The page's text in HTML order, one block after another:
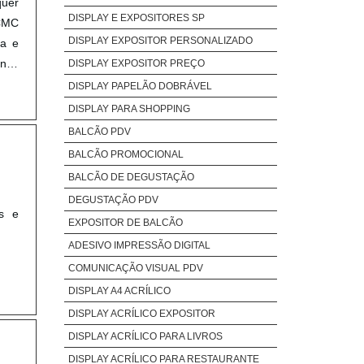
e
e
o
e
DISPLAY E EXPOSITORES SP
DISPLAY EXPOSITOR PERSONALIZADO
DISPLAY EXPOSITOR PREÇO
DISPLAY PAPELÃO DOBRÁVEL
DISPLAY PARA SHOPPING
BALCÃO PDV
BALCÃO PROMOCIONAL
BALCÃO DE DEGUSTAÇÃO
DEGUSTAÇÃO PDV
EXPOSITOR DE BALCÃO
ADESIVO IMPRESSÃO DIGITAL
COMUNICAÇÃO VISUAL PDV
DISPLAY A4 ACRÍLICO
DISPLAY ACRÍLICO EXPOSITOR
DISPLAY ACRÍLICO PARA LIVROS
DISPLAY ACRÍLICO PARA RESTAURANTE